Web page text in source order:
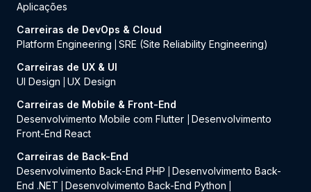
Aplicações
Carreiras de DevOps & Cloud
Platform Engineering
SRE (Site Reliability Engineering)
Carreiras de UX & UI
UI Design
UX Design
Carreiras de Mobile & Front-End
Desenvolvimento Mobile com Flutter
Desenvolvimento
Front-End React
Carreiras de Back-End
Desenvolvimento Back-End PHP
Desenvolvimento Back-
End .NET
Desenvolvimento Back-End Python